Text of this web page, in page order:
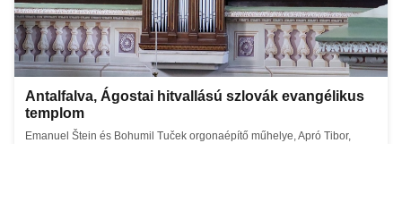
Antalfalva, Ágostai hitvallású szlovák evangélikus
templom
Emanuel Štein és Bohumil Tuček orgonaépítő műhelye, Apró Tibor,